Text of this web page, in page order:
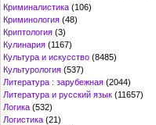
Криминалистика (106)
Криминология (48)
Криптология (3)
Кулинария (1167)
Культура и искусство (8485)
Культурология (537)
Литература : зарубежная (2044)
Литература и русский язык (11657)
Логика (532)
Логистика (21)